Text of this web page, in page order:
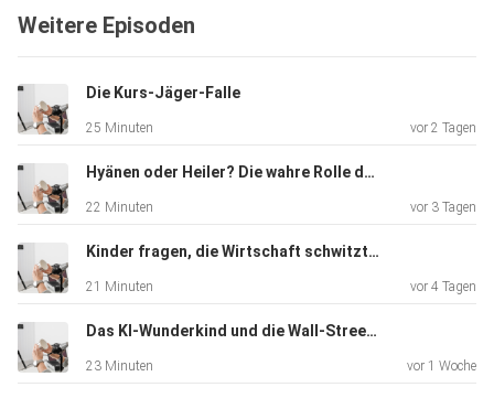
haften, wenn
Anlageentscheidungen
treffen und dadurch Verluste erleiden.
Weitere Episoden
Die Kurs-Jäger-Falle
25 Minuten vor 2 Tagen
Hyänen oder Heiler? Die wahre Rolle der Hedgefonds
22 Minuten vor 3 Tagen
Kinder fragen, die Wirtschaft schwitzt: „The Big Short“ im Realitätscheck
21 Minuten vor 4 Tagen
Das KI-Wunderkind und die Wall-Street-Rettung: Ein moderner LTCM-Moment
23 Minuten vor 1 Woche